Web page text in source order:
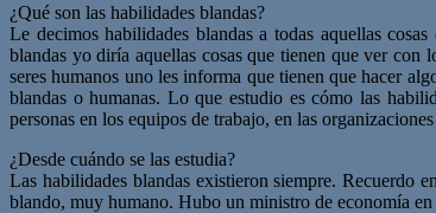
¿Qué son las habilidades blandas?
Le decimos habilidades blandas a todas aquellas
blandas yo diría aquellas cosas que tienen que ver con
seres humanos uno les informa que tienen que hacer
blandas o humanas. Lo que estudio es cómo las
personas en los equipos de trabajo, en las
¿Desde cuándo se las estudia?
Las habilidades blandas existieron siempre. Recuerdo
blando, muy humano. Hubo un ministro de economía